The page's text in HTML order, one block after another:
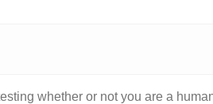
whether or not you are a